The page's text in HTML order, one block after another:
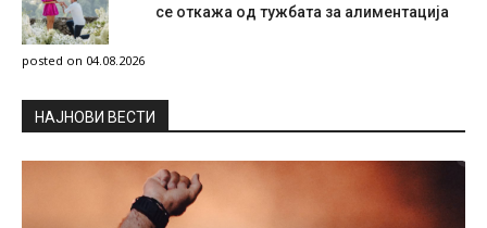
се откажа од тужбата за алиментација
posted on 04.08.2026
НAЈНОВИ ВЕСТИ